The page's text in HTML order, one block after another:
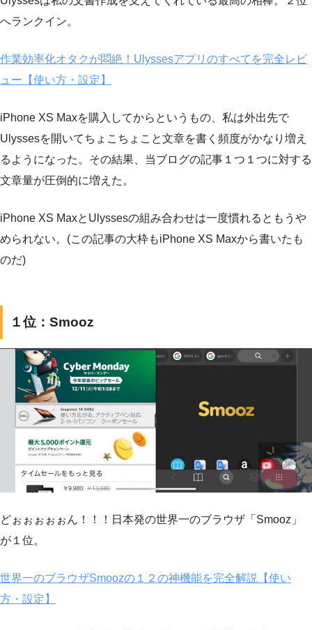
へランクイン。
作業効率化オタクが悶絶！Ulyssesアプリのすべてを完全レビ
ュー【使い方・設定】
iPhone XS Maxを購入してからというもの、私は外出先で
Ulyssesを開いてちょこちょこと文章を書く頻度がかなり増え
るようになった。その結果、当ブログの記事１つ１つに対する
文章量が圧倒的に増えた。
iPhone XS MaxとUlyssesの組み合わせは一度慣れるともうや
められない。(この記事の大枠もiPhone XS Maxから書いたも
のだ)
１位：Smooz
どぉぉぉぉぉん！！！日本発の世界一のブラウザ「Smooz」
が１位。
世界一のブラウザSmoozの１２の神機能を完全解説【使い
方・設定】